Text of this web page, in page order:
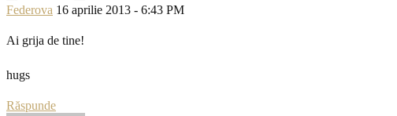
Federova 16 aprilie 2013 - 6:43 PM
Ai grija de tine!
hugs
Răspunde